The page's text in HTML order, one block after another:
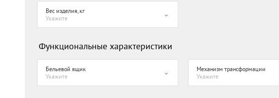
Вес изделия, кг
Укажите
Функциональные характеристики
Бельевой ящик
Укажите
Механизм трансформации
Укажите